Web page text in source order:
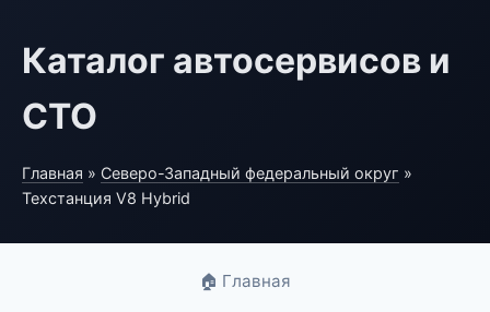
Каталог автосервисов и
СТО
Главная » Северо-Западный федеральный округ »
Техстанция V8 Hybrid
🏠 Главная